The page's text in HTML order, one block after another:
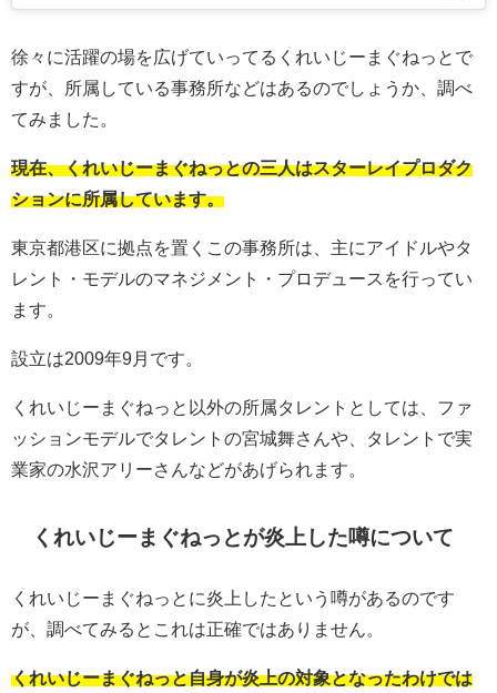
徐々に活躍の場を広げていってるくれいじーまぐねっとで
すが、所属している事務所などはあるのでしょうか、調べ
てみました。
現在、くれいじーまぐねっとの三人はスターレイプロダク
ションに所属しています。
東京都港区に拠点を置くこの事務所は、主にアイドルやタ
レント・モデルのマネジメント・プロデュースを行ってい
ます。
設立は2009年9月です。
くれいじーまぐねっと以外の所属タレントとしては、ファ
ッションモデルでタレントの宮城舞さんや、タレントで実
業家の水沢アリーさんなどがあげられます。
くれいじーまぐねっとが炎上した噂について
くれいじーまぐねっとに炎上したという噂があるのです
が、調べてみるとこれは正確ではありません。
くれいじーまぐねっと自身が炎上の対象となったわけでは